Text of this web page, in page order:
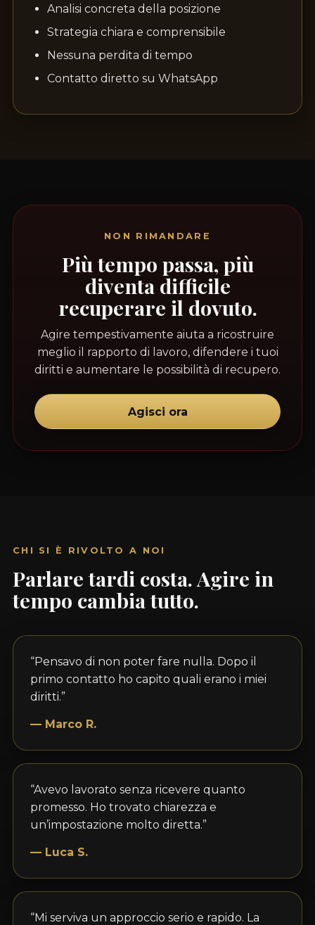
Analisi concreta della posizione
Strategia chiara e comprensibile
Nessuna perdita di tempo
Contatto diretto su WhatsApp
NON RIMANDARE
Più tempo passa, più
diventa difficile
recuperare il dovuto.
Agire tempestivamente aiuta a ricostruire
meglio il rapporto di lavoro, difendere i tuoi
diritti e aumentare le possibilità di recupero.
Agisci ora
CHI SI È RIVOLTO A NOI
Parlare tardi costa. Agire in
tempo cambia tutto.
“Pensavo di non poter fare nulla. Dopo il
primo contatto ho capito quali erano i miei
diritti.”
— Marco R.
“Avevo lavorato senza ricevere quanto
promesso. Ho trovato chiarezza e
un’impostazione molto diretta.”
— Luca S.
“Mi serviva un approccio serio e rapido. La